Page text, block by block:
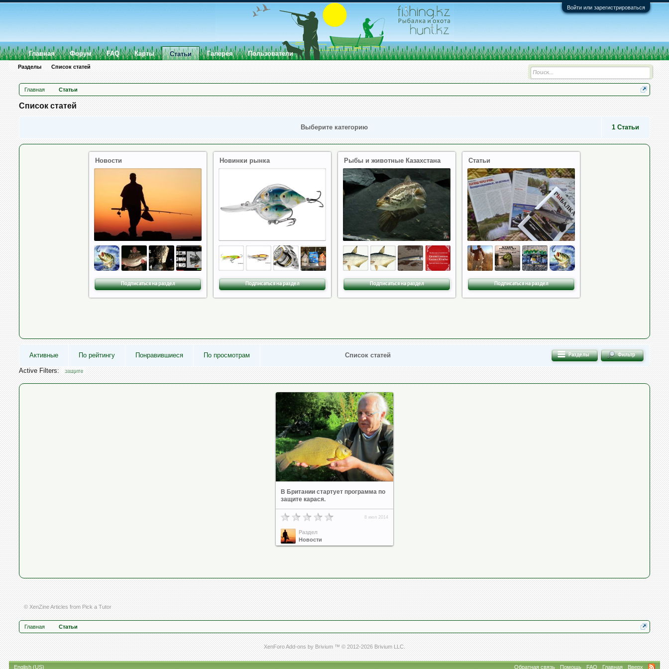
Войти или зарегистрироваться
Главная Статьи
Список статей
Выберите категорию 1Статьи
Новости
Подписаться на раздел
Новинки рынка
Подписаться на раздел
Рыбы и животные Казахстана
Подписаться на раздел
Статьи
Подписаться на раздел
Активные По рейтингу Понравившиеся По просмотрам Список статей Разделы Фильтр
Active Filters: защите
В Британии стартует программа по
защите карася.
8 июл 2014
Раздел
Новости
© XenZineArticlesfromPick a Tutor
Главная Статьи
XenForo Add-ons by Brivium ™ © 2012-2026 Brivium LLC.
Главная Форум FAQ Карты Статьи
Разделы Список статей
Галерея Пользователи
English (US) Обратная связь Помощь FAQ Главная Вверх